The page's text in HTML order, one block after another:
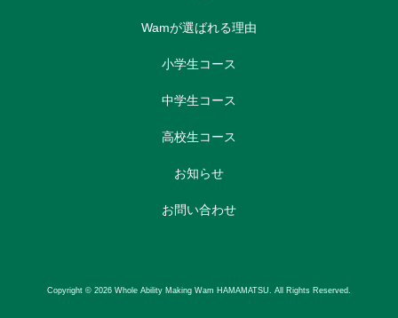
Wamが選ばれる理由
小学生コース
中学生コース
高校生コース
お知らせ
お問い合わせ
Copyright © 2026 Whole Ability Making Wam HAMAMATSU. All Rights Reserved.